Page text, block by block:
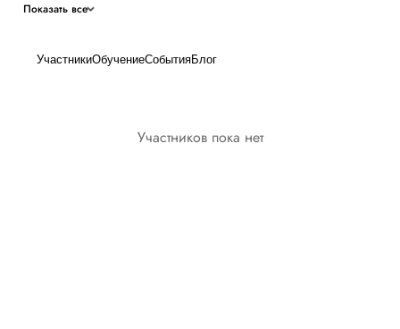
Показать все
УчастникиОбучениеСобытияБлог
Участников пока нет